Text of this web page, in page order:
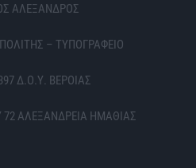
ΑΛΕΞΑΝΔΡΟΣ
– ΤΥΠΟΓΡΑΦΕΙΟ
Δ.Ο.Υ. ΒΕΡΟΙΑΣ
72 ΑΛΕΞΑΝΔΡΕΙΑ ΗΜΑΘΙΑΣ